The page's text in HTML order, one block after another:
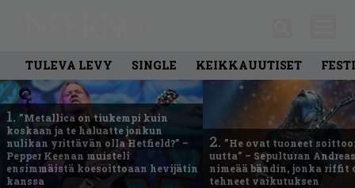
TULEVA LEVY SINGLE KEIKKAUUTISET
1. ”Metallica on tiukempi kuin
koskaan ja te haluatte jonkun
nulikan yrittävän olla Hetfield?” –
Pepper Keenan muisteli
ensimmäistä koesoittoaan hevijätin
kanssa
2. ”He ovat tuoneet
uutta” – Sepulturan
nimeää bändin, jonka riffit
tehneet vaikutuksen